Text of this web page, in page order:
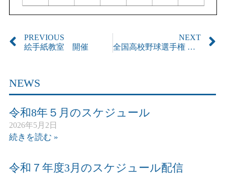
PREVIOUS
絵手紙教室 開催
NEXT
全国高校野球選手権 広島大会
NEWS
令和8年５月のスケジュール
2026年5月2日
続きを読む »
令和７年度3月のスケジュール配信